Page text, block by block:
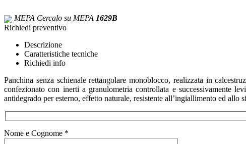
MEPA Cercalo su MEPA 1629B
Richiedi preventivo
Descrizione
Caratteristiche tecniche
Richiedi info
Panchina senza schienale rettangolare monoblocco, realizzata in
confezionato con inerti a granulometria controllata e successivamente
antidegrado per esterno, effetto naturale, resistente all’ingiallimento ed allo
Nome e Cognome *